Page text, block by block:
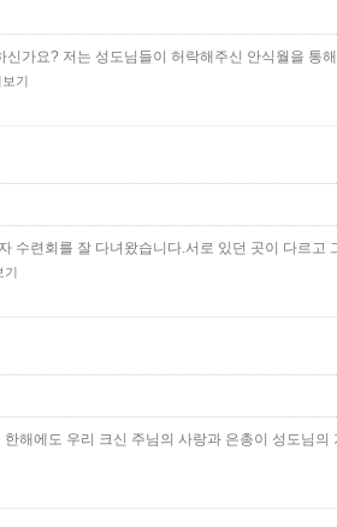
가요? 저는 성도님들이 허락해주신 안식월을 통
보기
수련회를 잘 다녀왔습니다.서로 있던 곳이 다르고
기
해에도 우리 크신 주님의 사랑과 은총이 성도님의